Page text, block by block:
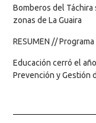
Bomberos del
zonas de La Guaira
RESUMEN //
Educación cerró el
Prevención y Gestión